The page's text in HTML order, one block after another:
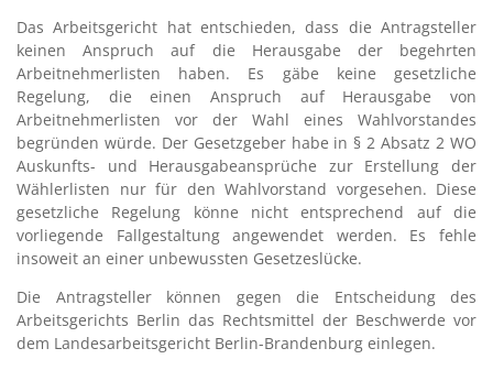
Das Arbeitsgericht hat entschieden, dass die Antragsteller
keinen Anspruch auf die Herausgabe der begehrten
Arbeitnehmerlisten haben. Es gäbe keine gesetzliche
Regelung, die einen Anspruch auf Herausgabe von
Arbeitnehmerlisten vor der Wahl eines Wahlvorstandes
begründen würde. Der Gesetzgeber habe in § 2 Absatz 2 WO
Auskunfts- und Herausgabeansprüche zur Erstellung der
Wählerlisten nur für den Wahlvorstand vorgesehen. Diese
gesetzliche Regelung könne nicht entsprechend auf die
vorliegende Fallgestaltung angewendet werden. Es fehle
insoweit an einer unbewussten Gesetzeslücke.
Die Antragsteller können gegen die Entscheidung des
Arbeitsgerichts Berlin das Rechtsmittel der Beschwerde vor
dem Landesarbeitsgericht Berlin-Brandenburg einlegen.